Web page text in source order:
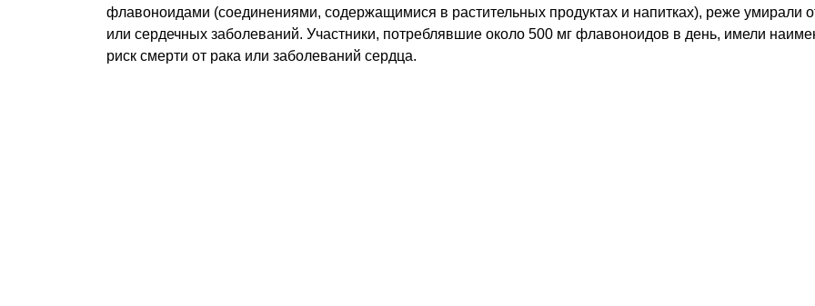
флавоноидами (соединениями, содержащимися в растительных продуктах и напитках), реже умирали
или сердечных заболеваний. Участники, потреблявшие около 500 мг флавоноидов в день, имели
риск смерти от рака или заболеваний сердца.